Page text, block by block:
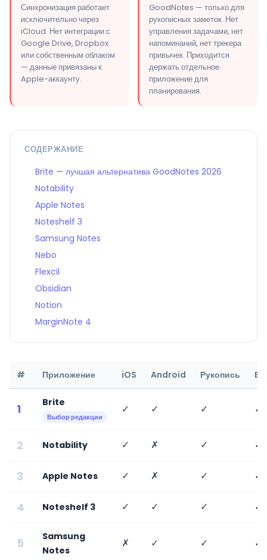
Синхронизация работает
исключительно через
iCloud. Нет интеграции с
Google Drive, Dropbox
или собственным облаком
— данные привязаны к
Apple-аккаунту.
GoodNotes — только для
рукописных заметок. Нет
управления задачами, нет
напоминаний, нет трекера
привычек. Приходится
держать отдельное
приложение для
планирования.
СОДЕРЖАНИЕ
Brite — лучшая альтернатива GoodNotes 2026
Notability
Apple Notes
Noteshelf 3
Samsung Notes
Nebo
Flexcil
Obsidian
Notion
MarginNote 4
# Приложение iOS Android Рукопись
1 Brite
Выбор редакции
✓ ✓ ✓ ✓
2 Notability ✓ ✗ ✓ ✓
3 Apple Notes ✓ ✗ ✓ ✓
4 Noteshelf 3 ✓ ✓ ✓ ✓
5
Samsung
Notes
✗ ✓ ✓ ✓